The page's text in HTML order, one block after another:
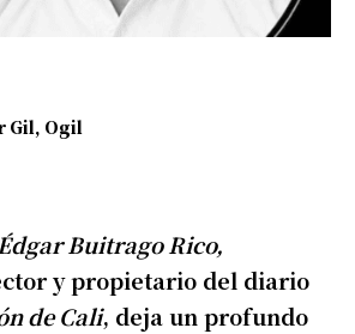
Gil, Ogil
Édgar Buitrago Rico,
y propietario del diario
de Cali, deja un profundo